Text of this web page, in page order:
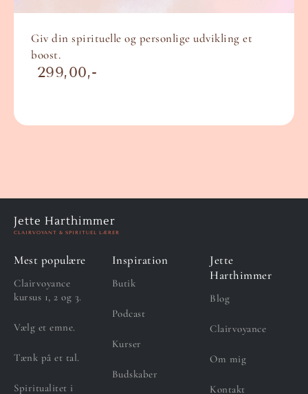
Giv din spirituelle og personlige udvikling et
boost.
299,00
Jette Harthimmer
CLAIRVOYANT & SPIRITUEL LÆRER
Mest populære
Clairvoyance
kursus 1, 2 og 3.
Vælg et emne.
Tænk på et tal.
Spiritualitet i
Inspiration
Butik
Podcast
Kurser
Budskaber
Jette
Harthimmer
Blog
Clairvoyance
Om mig
Kontakt